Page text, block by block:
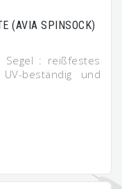
(AVIA SPINSOCK)
Segel : reißfestes
beständig und